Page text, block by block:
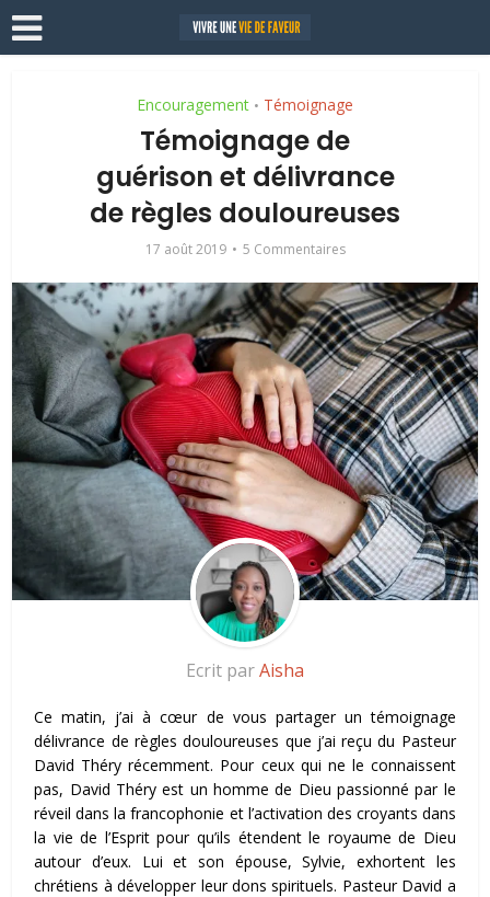
Encouragement • Témoignage
Témoignage de
guérison et délivrance
de règles douloureuses
17 août 2019 5 Commentaires
Ecrit parAisha
Ce matin, j’ai à cœur de vous partager un témoignage
délivrance de règles douloureuses que j’ai reçu du Pasteur
David Théry récemment. Pour ceux qui ne le connaissent
pas, David Théry est un homme de Dieu passionné par le
réveil dans la francophonie et l’activation des croyants dans
la vie de l’Esprit pour qu’ils étendent le royaume de Dieu
autour d’eux. Lui et son épouse, Sylvie, exhortent les
chrétiens à développer leur dons spirituels. Pasteur David a